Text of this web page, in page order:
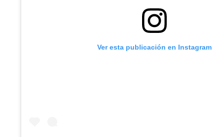
Ver esta publicación en Instagram